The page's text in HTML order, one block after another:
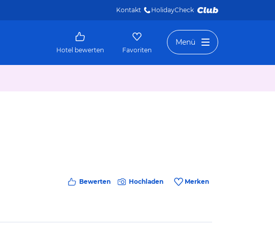
Kontakt HolidayCheck
Hotel bewerten Favoriten
Menü
Bewerten Hochladen Merken